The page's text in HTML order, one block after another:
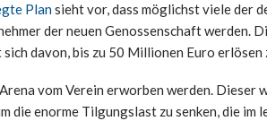
Plansieht vor, dass möglichst viele der
der neuen Genossenschaft werden.
davon, bis zu 50 Millionen Euro erlösen
vom Verein erworben werden. Dieser
die enorme Tilgungslast zu senken, die